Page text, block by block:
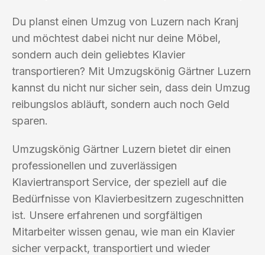
Du planst einen Umzug von Luzern nach Kranj
und möchtest dabei nicht nur deine Möbel,
sondern auch dein geliebtes Klavier
transportieren? Mit Umzugskönig Gärtner Luzern
kannst du nicht nur sicher sein, dass dein Umzug
reibungslos abläuft, sondern auch noch Geld
sparen.
Umzugskönig Gärtner Luzern bietet dir einen
professionellen und zuverlässigen
Klaviertransport Service, der speziell auf die
Bedürfnisse von Klavierbesitzern zugeschnitten
ist. Unsere erfahrenen und sorgfältigen
Mitarbeiter wissen genau, wie man ein Klavier
sicher verpackt, transportiert und wieder